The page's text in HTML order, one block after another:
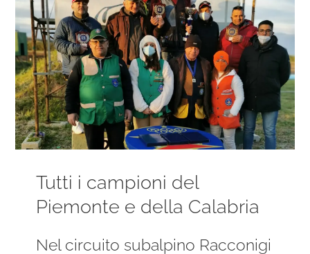
Tutti i campioni del
Piemonte e della Calabria
Nel circuito subalpino Racconigi